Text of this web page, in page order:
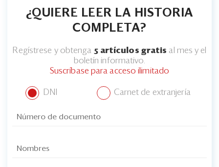
¿QUIERE LEER LA HISTORIA
COMPLETA?
Regístrese y obtenga 5 artículos gratis al mes y el
boletín informativo.
Suscríbase para acceso ilimitado
DNI Carnet de extranjería